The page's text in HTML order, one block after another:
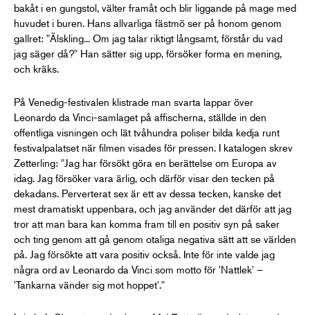
bakåt i en gungstol, välter framåt och blir liggande på mage med
huvudet i buren. Hans allvarliga fästmö ser på honom genom
gallret: "Älskling... Om jag talar riktigt långsamt, förstår du vad
jag säger då?" Han sätter sig upp, försöker forma en mening,
och kräks.
På Venedig-festivalen klistrade man svarta lappar över
Leonardo da Vinci-samlaget på affischerna, ställde in den
offentliga visningen och lät tvåhundra poliser bilda kedja runt
festivalpalatset när filmen visades för pressen. I katalogen skrev
Zetterling: "Jag har försökt göra en berättelse om Europa av
idag. Jag försöker vara ärlig, och därför visar den tecken på
dekadans. Perverterat sex är ett av dessa tecken, kanske det
mest dramatiskt uppenbara, och jag använder det därför att jag
tror att man bara kan komma fram till en positiv syn på saker
och ting genom att gå genom otaliga negativa sätt att se världen
på. Jag försökte att vara positiv också. Inte för inte valde jag
några ord av Leonardo da Vinci som motto för 'Nattlek' –
'Tankarna vänder sig mot hoppet'."